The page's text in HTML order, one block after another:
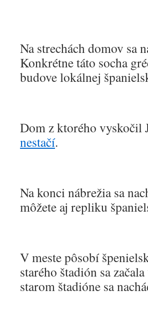
Na strechách domov sa
Konkrétne táto socha
budove lokálnej
Dom z ktorého vyskočil
nestačí.
Na konci nábrežia sa
môžete aj repliku
V meste pôsobí
starého štadión sa
starom štadióne sa